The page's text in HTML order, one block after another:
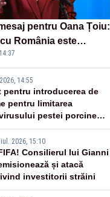
pentru Oana Țoiu:
România este
14:55
pentru introducerea de
pentru limitarea
pestei porcine
2026, 15:10
Consilierul lui Gianni
și atacă
investitorii străini